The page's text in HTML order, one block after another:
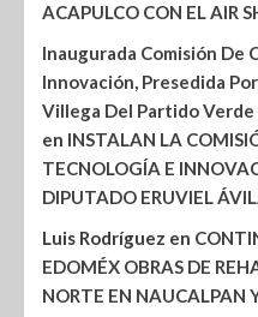
ACAPULCO CON EL AIR
Inaugurada Comisión De
Innovación, Presedida
Villega Del Partido Verde
en INSTALAN LA
TECNOLOGÍA E
DIPUTADO ERUVIEL
Luis Rodríguez en
EDOMÉX OBRAS DE
NORTE EN NAUCALPAN